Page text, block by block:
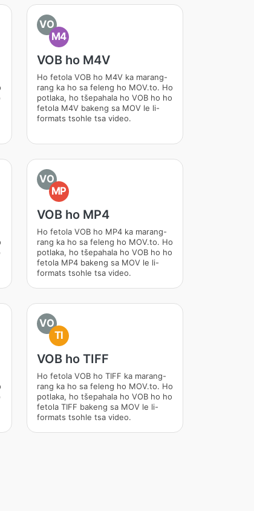
VO
M4
VOB ho M4V
Ho fetola VOB ho M4V ka marang-
rang ka ho sa feleng ho MOV.to. Ho
potlaka, ho tšepahala ho VOB ho ho
fetola M4V bakeng sa MOV le li-
formats tsohle tsa video.
VO
MP
VOB ho MP4
Ho fetola VOB ho MP4 ka marang-
rang ka ho sa feleng ho MOV.to. Ho
potlaka, ho tšepahala ho VOB ho ho
fetola MP4 bakeng sa MOV le li-
formats tsohle tsa video.
VO
TI
VOB ho TIFF
Ho fetola VOB ho TIFF ka marang-
rang ka ho sa feleng ho MOV.to. Ho
potlaka, ho tšepahala ho VOB ho ho
fetola TIFF bakeng sa MOV le li-
formats tsohle tsa video.